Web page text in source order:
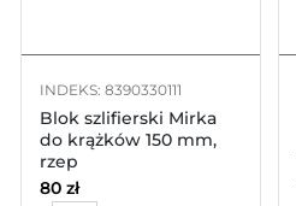
INDEKS: 8390330111
Blok szlifierski Mirka
do krążków 150 mm,
rzep
80 zł